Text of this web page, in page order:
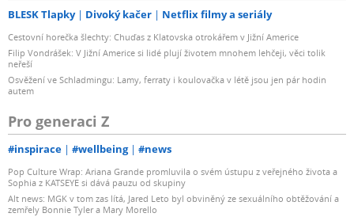
BLESK Tlapky Divoký kačer Netflix filmy a seriály
Cestovní horečka šlechty: Chuďas z Klatovska otrokářem v Jižní Americe
Filip Vondrášek: V Jižní Americe si lidé plují životem mnohem lehčeji, věci tolik
neřeší
Osvěžení ve Schladmingu: Lamy, ferraty i koulovačka v létě jsou jen pár hodin
autem
Pro generaci Z
#inspirace #wellbeing #news
Pop Culture Wrap: Ariana Grande promluvila o svém ústupu z veřejného života a
Sophia z KATSEYE si dává pauzu od skupiny
Alt news: MGK v tom zas lítá, Jared Leto byl obviněný ze sexuálního obtěžování a
zemřely Bonnie Tyler a Mary Morello